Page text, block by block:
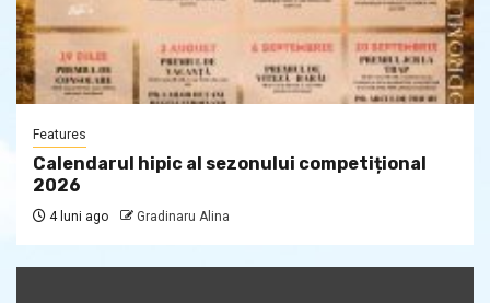
Features
Calendarul hipic al sezonului competițional
2026
4 luni ago Gradinaru Alina